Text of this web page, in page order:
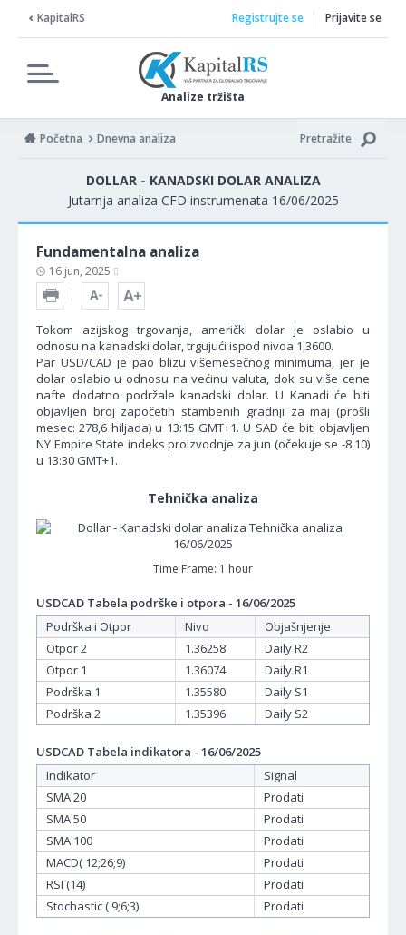
KapitalRS
Analize tržišta
Registrujte se Prijavite se
Početna Dnevna analiza Pretražite
DOLLAR - KANADSKI DOLAR ANALIZA
Jutarnja analiza CFD instrumenata 16/06/2025
Fundamentalna analiza
16 jun, 2025
Tokom azijskog trgovanja, američki dolar je oslabio u
odnosu na kanadski dolar, trgujući ispod nivoa 1,3600.
Par USD/CAD je pao blizu višemesečnog minimuma, jer je
dolar oslabio u odnosu na većinu valuta, dok su više cene
nafte dodatno podržale kanadski dolar. U Kanadi će biti
objavljen broj započetih stambenih gradnji za maj (prošli
mesec: 278,6 hiljada) u 13:15 GMT+1. U SAD će biti objavljen
NY Empire State indeks proizvodnje za jun (očekuje se -8.10)
u 13:30 GMT+1.
Tehnička analiza
Time Frame: 1 hour
USDCAD Tabela podrške i otpora - 16/06/2025
Podrška i Otpor
Nivo
Objašnjenje
Otpor 2
1.36258
Daily R2
Otpor 1
1.36074
Daily R1
Podrška 1
1.35580
Daily S1
Podrška 2
1.35396 Daily S2
USDCAD Tabela indikatora - 16/06/2025
Indikator
Signal
SMA 20
Prodati
SMA 50
Prodati
SMA 100
Prodati
MACD( 12;26;9)
Prodati
RSI (14)
Prodati
Stochastic ( 9;6;3)
Prodati